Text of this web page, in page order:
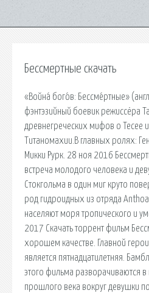
Бессмертные скачать
«Война́ бого́в: Бессме́ртные»
фэнтэзийный боевик режиссёра
древнегреческих мифов о Тесее
Титаномахии.В главных ролях:
Микки Рурк. 28 ноя 2016
встреча молодого человека и
Стокгольма в один миг круто
род гидроидных из отряда
населяют моря тропического и
2017 Скачать торрент фильм
хорошем качестве. Главной
является пятнадцатилетняя.
этого фильма разворачиваются
прошлого века вокруг девушки